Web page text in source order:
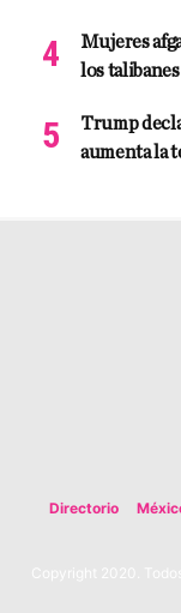
Mujeres
los talibanes
Trump
aumenta la
Directorio